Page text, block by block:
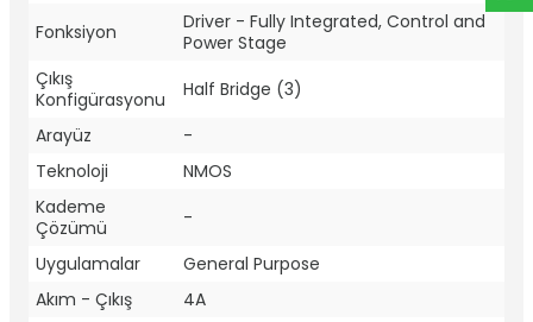
Fonksiyon
Driver - Fully Integrated, Control and
Power Stage
Çıkış
Konfigürasyonu
Half Bridge (3)
Arayüz
-
Teknoloji
NMOS
Kademe
Çözümü
-
Uygulamalar
General Purpose
Akım - Çıkış
4A